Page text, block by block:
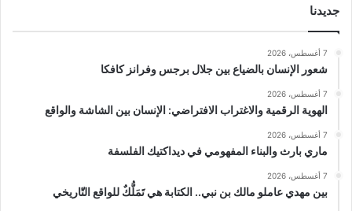
جديدنا
7 أغسطس، 2026
شعور الإنسان بالضياع بين جلال برجس وفرانز كافكا
7 أغسطس، 2026
الهوية الرقمية والاغتراب الافتراضي: الإنسان بين الشاشة والواقع
7 أغسطس، 2026
ماري بارث والبناء المفهومي في ديداكتيك الفلسفة
7 أغسطس، 2026
بين مهدي عاملو مالك بن نبي.. الكتابة هي تَمَلُّكٌ للواقع التّاريخي